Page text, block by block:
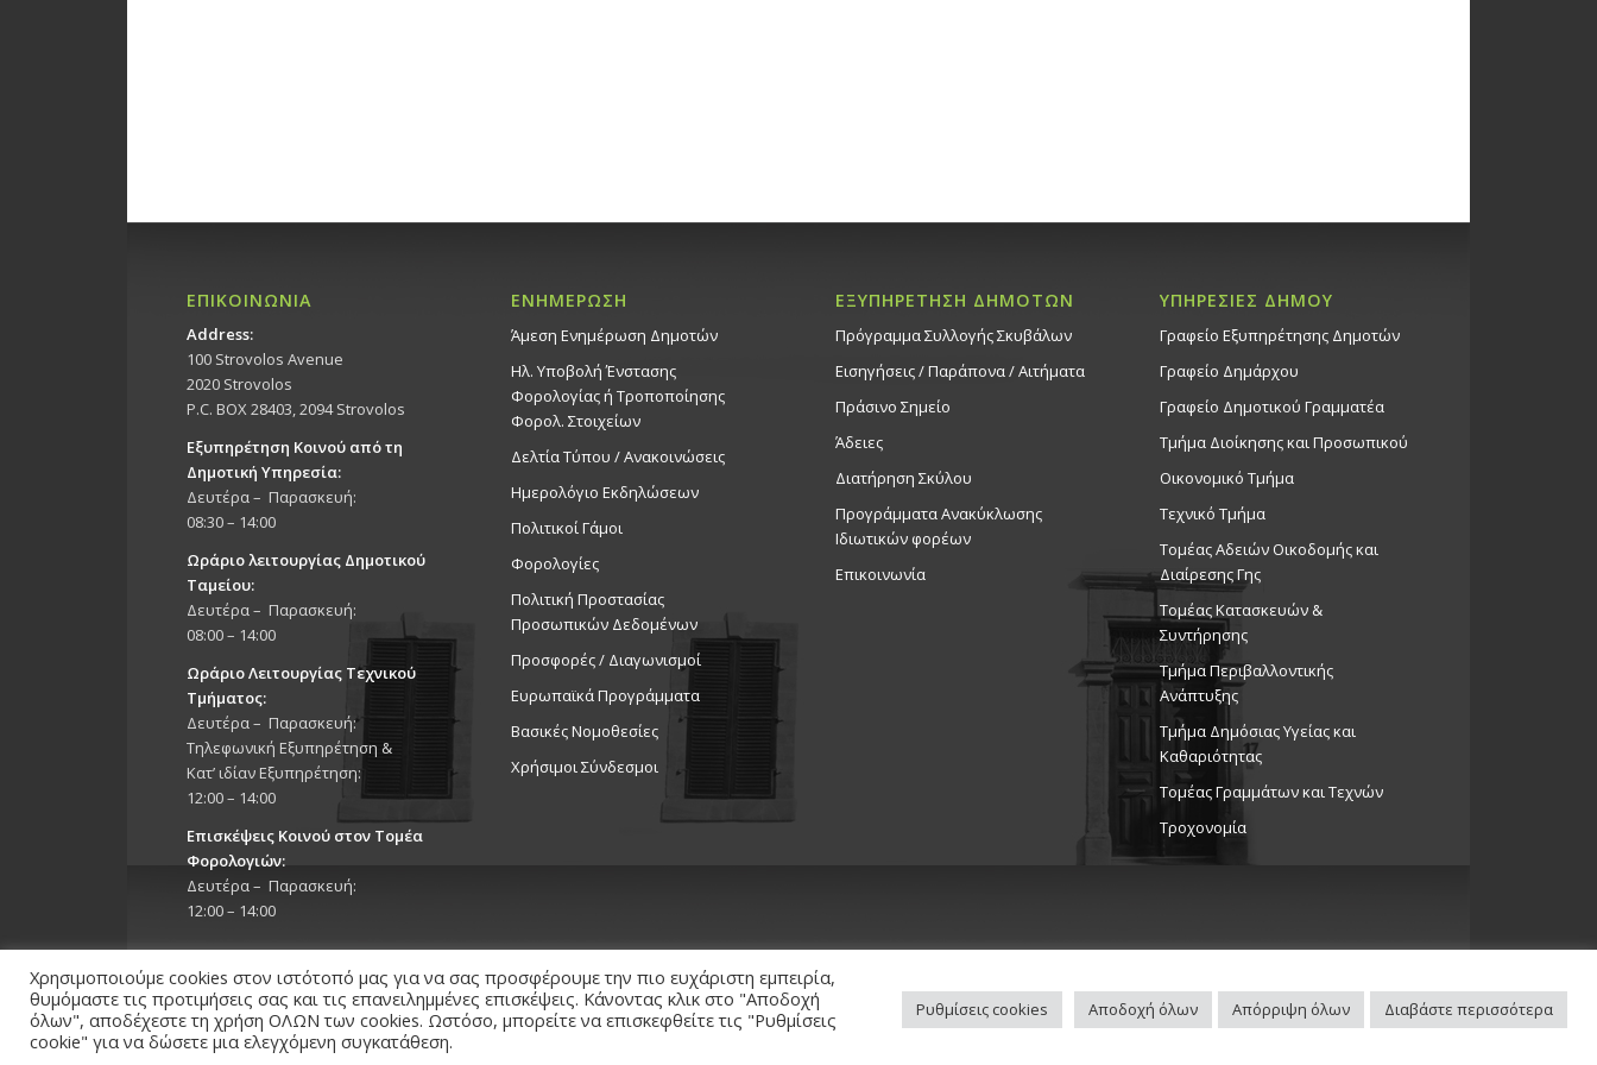
ΕΠΙΚΟΙΝΩΝΙΑ
Address:
100 Strovolos Avenue
2020 Strovolos
P.C. BOX 28403, 2094 Strovolos
Εξυπηρέτηση Κοινού από τη
Δημοτική Υπηρεσία:
Δευτέρα – Παρασκευή:
08:30 – 14:00
Ωράριο λειτουργίας Δημοτικού
Ταμείου:
Δευτέρα – Παρασκευή:
08:00 – 14:00
Ωράριο Λειτουργίας Τεχνικού
Τμήματος:
Δευτέρα – Παρασκευή:
Τηλεφωνική Εξυπηρέτηση &
Κατ’ ιδίαν Εξυπηρέτηση:
12:00 – 14:00
Επισκέψεις Κοινού στον Τομέα
Φορολογιών:
Δευτέρα – Παρασκευή:
12:00 – 14:00
ΕΝΗΜΕΡΩΣΗ
Άμεση Ενημέρωση Δημοτών
Ηλ. Υποβολή Ένστασης
Φορολογίας ή Τροποποίησης
Φορολ. Στοιχείων
Δελτία Τύπου / Ανακοινώσεις
Ημερολόγιο Εκδηλώσεων
Πολιτικοί Γάμοι
Φορολογίες
Πολιτική Προστασίας
Προσωπικών Δεδομένων
Προσφορές / Διαγωνισμοί
Ευρωπαϊκά Προγράμματα
Βασικές Νομοθεσίες
Χρήσιμοι Σύνδεσμοι
ΕΞΥΠΗΡΕΤΗΣΗ ΔΗΜΟΤΩΝ
Πρόγραμμα Συλλογής Σκυβάλων
Εισηγήσεις / Παράπονα / Αιτήματα
Πράσινο Σημείο
Άδειες
Διατήρηση Σκύλου
Προγράμματα Ανακύκλωσης
Ιδιωτικών φορέων
Επικοινωνία
ΥΠΗΡΕΣΙΕΣ ΔΗΜΟΥ
Γραφείο Εξυπηρέτησης Δημοτών
Γραφείο Δημάρχου
Γραφείο Δημοτικού Γραμματέα
Τμήμα Διοίκησης και Προσωπικού
Οικονομικό Τμήμα
Τεχνικό Τμήμα
Τομέας Αδειών Οικοδομής και
Διαίρεσης Γης
Τομέας Κατασκευών &
Συντήρησης
Τμήμα Περιβαλλοντικής
Ανάπτυξης
Tμήμα Δημόσιας Υγείας και
Καθαριότητας
Τομέας Γραμμάτων και Τεχνών
Τροχονομία
Copyright 2026 © Δήμος Στροβόλου, All Rights Reserved. / Powered by
Χρησιμοποιούμε cookies στον ιστότοπό μας για να σας προσφέρουμε την πιο ευχάριστη εμπειρία,
θυμόμαστε τις προτιμήσεις σας και τις επανειλημμένες επισκέψεις. Κάνοντας κλικ στο "Αποδοχή
όλων", αποδέχεστε τη χρήση ΟΛΩΝ των cookies. Ωστόσο, μπορείτε να επισκεφθείτε τις "Ρυθμίσεις
cookie" για να δώσετε μια ελεγχόμενη συγκατάθεση.
Ρυθμίσεις cookies Αποδοχή όλων Απόρριψη όλων Διαβάστε περισσότερα